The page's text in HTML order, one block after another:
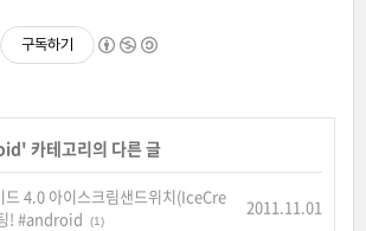
구독하기
' 카테고리의 다른 글
드 4.0 아이스크림샌드위치(IceCre
! #android
(1)
2011.11.01